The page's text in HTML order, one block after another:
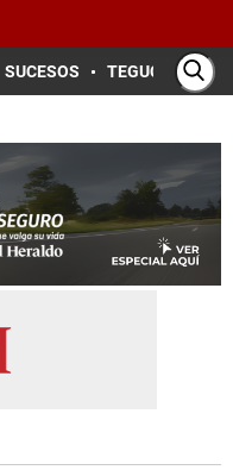
SUCESOS TEGUCIGALPA